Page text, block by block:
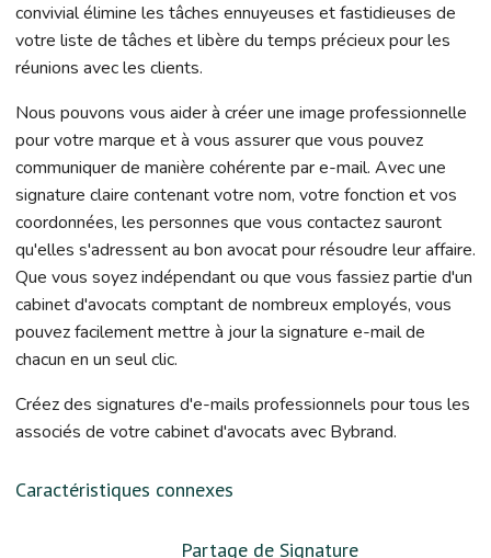
convivial élimine les tâches ennuyeuses et fastidieuses de
votre liste de tâches et libère du temps précieux pour les
réunions avec les clients.
Nous pouvons vous aider à créer une image professionnelle
pour votre marque et à vous assurer que vous pouvez
communiquer de manière cohérente par e-mail. Avec une
signature claire contenant votre nom, votre fonction et vos
coordonnées, les personnes que vous contactez sauront
qu'elles s'adressent au bon avocat pour résoudre leur affaire.
Que vous soyez indépendant ou que vous fassiez partie d'un
cabinet d'avocats comptant de nombreux employés, vous
pouvez facilement mettre à jour la signature e-mail de
chacun en un seul clic.
Créez des signatures d'e-mails professionnels pour tous les
associés de votre cabinet d'avocats avec Bybrand.
Caractéristiques connexes
Partage de Signature